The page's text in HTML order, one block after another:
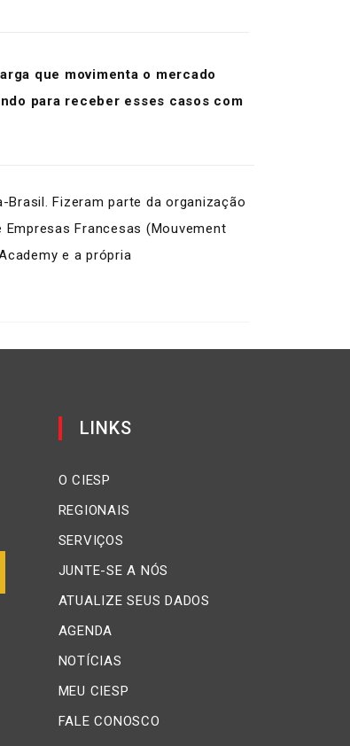
que movimenta o mercado
para receber esses casos com
Fizeram parte da organização
Francesas (Mouvement
e a própria
LINKS
O CIESP
REGIONAIS
SERVIÇOS
JUNTE-SE A NÓS
ATUALIZE SEUS DADOS
AGENDA
NOTÍCIAS
MEU CIESP
FALE CONOSCO